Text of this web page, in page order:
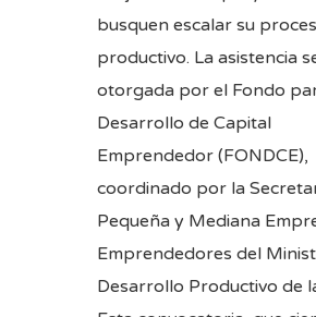
busquen escalar su
productivo. La asistencia
otorgada por el Fondo
Desarrollo de Capital
Emprendedor (FONDCE),
coordinado por la
Pequeña y Mediana
Emprendedores del
Desarrollo Productivo de